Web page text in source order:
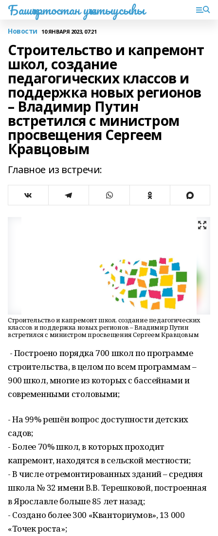
Башҡортостан уҡытыусыһы
Новости 10 ЯНВАРЯ 2023, 07:21
Строительство и капремонт
школ, создание
педагогических классов и
поддержка новых регионов
– Владимир Путин
встретился с министром
просвещения Сергеем
Кравцовым
Главное из встречи:
Строительство и капремонт школ, создание педагогических
классов и поддержка новых регионов – Владимир Путин
встретился с министром просвещения Сергеем Кравцовым
- Построено порядка 700 школ по программе
строительства, в целом по всем программам –
900 школ, многие из которых с бассейнами и
современными столовыми;
- На 99% решён вопрос доступности детских
садов;
- Более 70% школ, в которых проходит
капремонт, находятся в сельской местности;
- В числе отремонтированных зданий – средняя
школа № 32 имени В.В. Терешковой, построенная
в Ярославле больше 85 лет назад;
- Создано более 300 «Кванториумов», 13 000
«Точек роста»;